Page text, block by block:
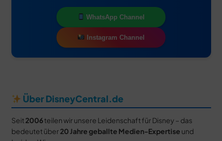
WhatsApp Channel
Instagram Channel
Über DisneyCentral.de
Seit 2006teilen wir unsere Leidenschaft für Disney – das
bedeutet über 20 Jahre geballte Medien-Expertise und